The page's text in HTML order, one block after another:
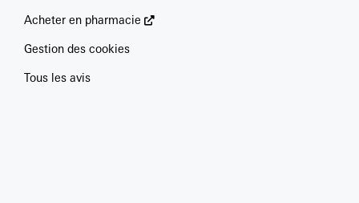
Acheter en pharmacie
Gestion des cookies
Tous les avis